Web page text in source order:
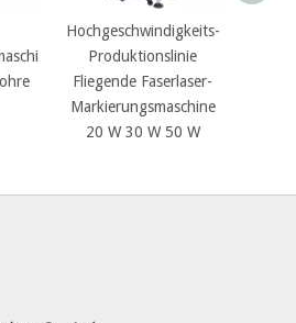
Hochgeschwindigkeits-
Produktionslinie
Fliegende Faserlaser-
Markierungsmaschine
20 W 30 W 50 W